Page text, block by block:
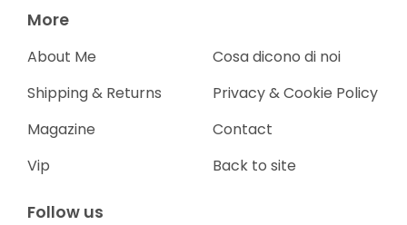
More
About Me
Shipping & Returns
Magazine
Vip
Cosa dicono di noi
Privacy & Cookie Policy
Contact
Back to site
Follow us